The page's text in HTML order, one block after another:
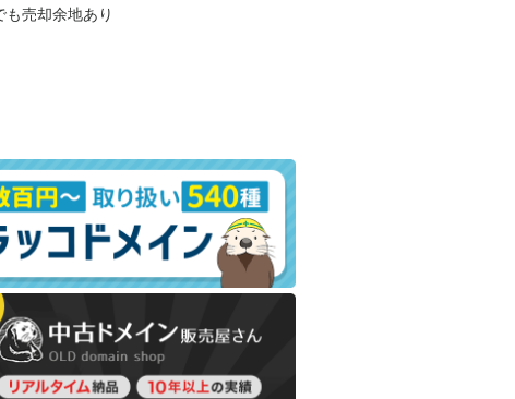
も売却余地あり